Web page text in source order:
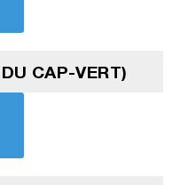
CAP-VERT)